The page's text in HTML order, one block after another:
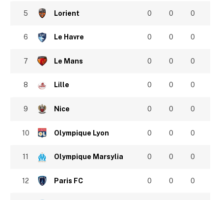
5 Lorient 0 0 0
6 Le Havre 0 0 0
7 Le Mans 0 0 0
8 Lille 0 0 0
9 Nice 0 0 0
10 Olympique Lyon 0 0 0
11 Olympique Marsylia 0 0 0
12 Paris FC 0 0 0